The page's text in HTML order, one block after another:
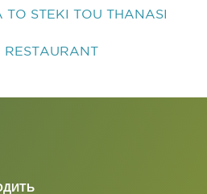
TO STEKI TOU THANASI